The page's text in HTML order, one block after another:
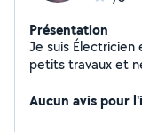
Présentation
Je suis Électricien
petits travaux et
Aucun avis pour